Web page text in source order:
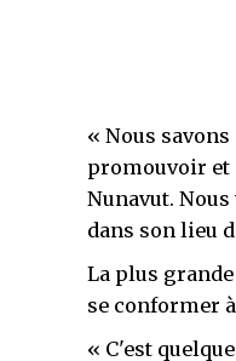
« Nous
promouvoir et
Nunavut.
dans son lieu
La plus
se conformer
« C'est